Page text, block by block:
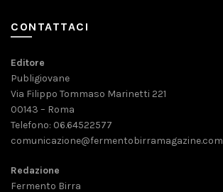
CONTATTACI
Editore
Publigiovane
Via Filippo Tommaso Marinetti 221
00143 – Roma
Telefono: 06.64522577
comunicazione@fermentobirramagazine.com
Redazione
Fermento Birra